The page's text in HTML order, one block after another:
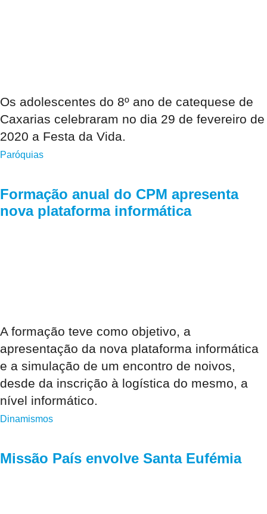
Os adolescentes do 8º ano de catequese de
Caxarias celebraram no dia 29 de fevereiro de
2020 a Festa da Vida.
Paróquias
Formação anual do CPM apresenta
nova plataforma informática
A formação teve como objetivo, a
apresentação da nova plataforma informática
e a simulação de um encontro de noivos,
desde da inscrição à logística do mesmo, a
nível informático.
Dinamismos
Missão País envolve Santa Eufémia